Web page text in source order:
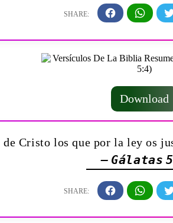
Download
de Cristo los que por la ley os
— Gálatas